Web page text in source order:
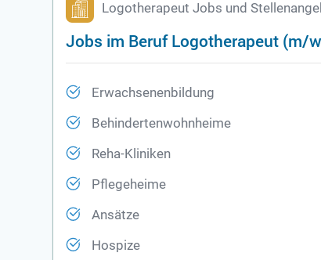
Logotherapeut Jobs und
Jobs im Beruf Logotherapeut (m/
Erwachsenenbildung
Behindertenwohnheime
Reha-Kliniken
Pflegeheime
Ansätze
Hospize